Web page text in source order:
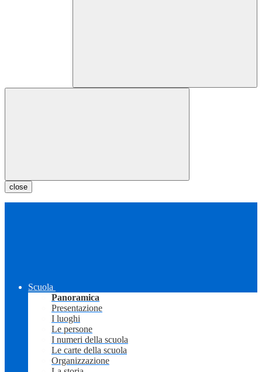
close
Scuola
Panoramica
Presentazione
I luoghi
Le persone
I numeri della scuola
Le carte della scuola
Organizzazione